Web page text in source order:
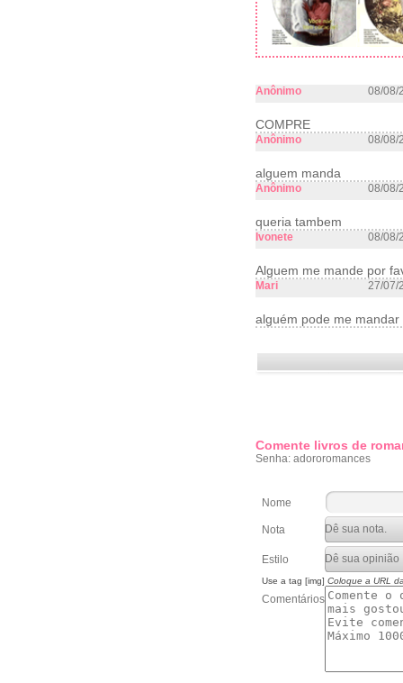
Anônimo 08/08/
COMPRE
Anônimo 08/08/
alguem manda
Anônimo 08/08/
queria tambem
Ivonete 08/08/
Alguem me mande por
Mari 27/07/
alguém pode me
Comente livros de
Senha: adororomances
Nome
Nota
Estilo
Use a tag [img] Coloque a URL
Comentários